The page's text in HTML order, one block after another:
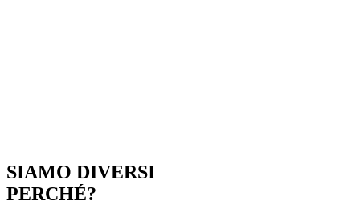
SIAMO DIVERSI
PERCHÉ?